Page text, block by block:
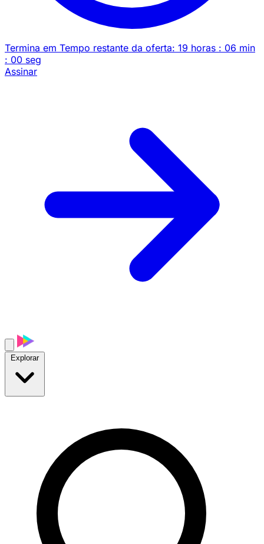
Termina em Tempo restante da oferta: 19 horas : 06 min
: 00 seg
Assinar
Explorar